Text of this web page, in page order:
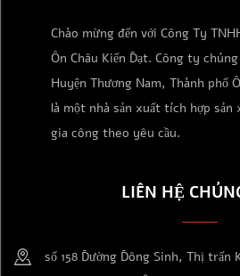
Chào mừng đến với Công Ty
Ôn Châu Kiến Đạt. Công ty
Huyện Thương Nam, Thành phố
là một nhà sản xuất tích hợp sản
gia công theo yêu cầu.
LIÊN HỆ
số 158 Đường Đông Sinh, Thị trấn